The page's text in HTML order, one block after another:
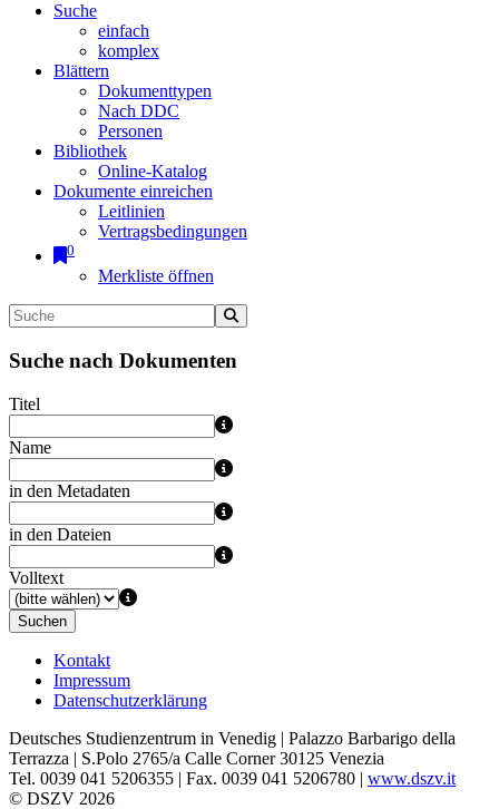
Suche
einfach
komplex
Blättern
Dokumenttypen
Nach DDC
Personen
Bibliothek
Online-Katalog
Dokumente einreichen
Leitlinien
Vertragsbedingungen
0
Merkliste öffnen
Suche nach Dokumenten
Titel
Name
in den Metadaten
in den Dateien
Volltext
Suchen
Kontakt
Impressum
Datenschutzerklärung
Deutsches Studienzentrum in Venedig | Palazzo Barbarigo della
Terrazza | S.Polo 2765/a Calle Corner 30125 Venezia
Tel. 0039 041 5206355 | Fax. 0039 041 5206780 | www.dszv.it
© DSZV 2026